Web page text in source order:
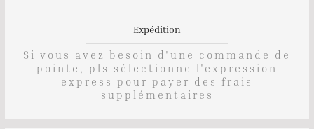
Expédition
Si vous avez besoin d'une commande de
pointe, pls sélectionne l'expression
express pour payer des frais
supplémentaires